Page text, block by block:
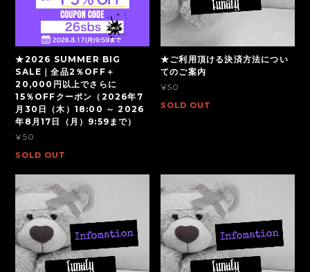
★2026 SUMMER BIG
SALE｜全品2％OFF＋
20,000円以上でさらに
15％OFFクーポン（2026年7
月30日（木）18:00 ～ 2026
年8月17日（月）9:59まで）
¥50
SOLD OUT
★ご利用頂ける決済方法につい
てのご案内
¥50
SOLD OUT